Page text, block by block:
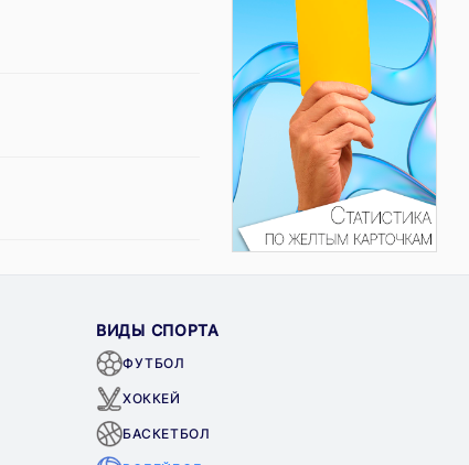
ВИДЫ СПОРТА
ФУТБОЛ
ХОККЕЙ
БАСКЕТБОЛ